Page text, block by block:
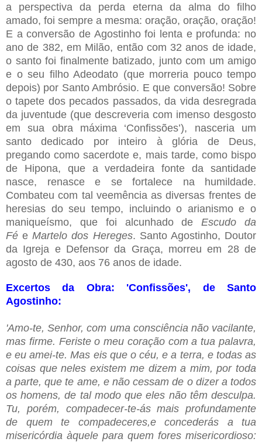
a perspectiva da perda eterna da alma do filho
amado, foi sempre a mesma: oração, oração, oração!
E a conversão de Agostinho foi lenta e profunda: no
ano de 382, em Milão, então com 32 anos de idade,
o santo foi finalmente batizado, junto com um amigo
e o seu filho Adeodato (que morreria pouco tempo
depois) por Santo Ambrósio. E que conversão! Sobre
o tapete dos pecados passados, da vida desregrada
da juventude (que descreveria com imenso desgosto
em sua obra máxima ‘Confissões’), nasceria um
santo dedicado por inteiro à glória de Deus,
pregando como sacerdote e, mais tarde, como bispo
de Hipona, que a verdadeira fonte da santidade
nasce, renasce e se fortalece na humildade.
Combateu com tal veemência as diversas frentes de
heresias do seu tempo, incluindo o arianismo e o
maniqueísmo, que foi alcunhado deEscudo da
Fé eMartelo dos Hereges. Santo Agostinho, Doutor
da Igreja e Defensor da Graça, morreu em 28 de
agosto de 430, aos 76 anos de idade.
Excertos da Obra: 'Confissões', de Santo
Agostinho:
'Amo-te, Senhor, com uma consciência não vacilante,
mas ﬁrme. Feriste o meu coração com a tua palavra,
e eu amei-te. Mas eis que o céu, e a terra, e todas as
coisas que neles existem me dizem a mim, por toda
a parte, que te ame, e não cessam de o dizer a todos
os homens, de tal modo que eles não têm desculpa.
Tu, porém, compadecer-te-ás mais profundamente
de quem te compadeceres,e concederás a tua
misericórdia àquele para quem fores misericordioso: